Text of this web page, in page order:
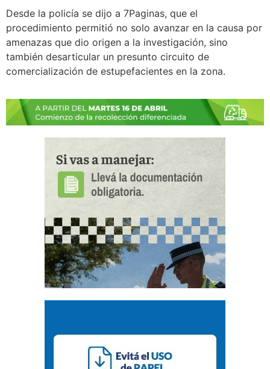
Desde la policía se dijo a 7Paginas, que el
procedimiento permitió no solo avanzar en la causa por
amenazas que dio origen a la investigación, sino
también desarticular un presunto circuito de
comercialización de estupefacientes en la zona.